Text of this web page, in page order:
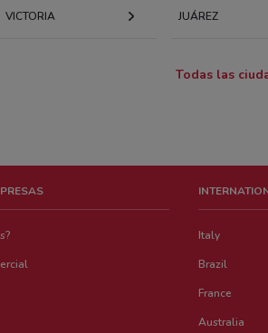
VICTORIA JUÁREZ
Todas las
Italy
Brazil
France
Australia